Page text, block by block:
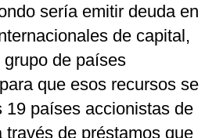
sería emitir deuda en
de capital,
de países
que esos recursos se
19 países accionistas de
través de préstamos que